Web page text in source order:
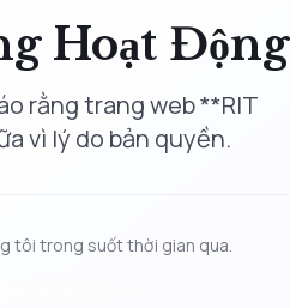
Hoạt Động
rằng trang web **RIT
vì lý do bản quyền.
tôi trong suốt thời gian qua.